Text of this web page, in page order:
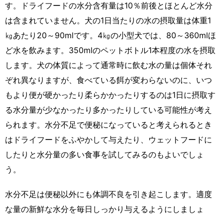
す。ドライフードの水分含有量は10％前後とほとんど水分
は含まれていません。犬の1日当たりの水の摂取量は体重1
㎏あたり20～90mlです。4㎏の小型犬では、80～360mlほ
ど水を飲みます。350mlのペットボトル1本程度の水を摂取
します。犬の体質によって通常時に飲む水の量は個体それ
ぞれ異なりますが、食べている餌が変わらないのに、いつ
もより便が硬かったり柔らかかったりするのは1日に摂取す
る水分量が少なかったり多かったりしている可能性が考え
られます。水分不足で便秘になっていると考えられるとき
はドライフードをふやかして与えたり、ウェットフードに
したりと水分量の多い食事を試してみるのもよいでしょ
う。
水分不足は便秘以外にも体調不良を引き起こします。適度
な量の新鮮な水分を毎日しっかり与えるようにしましょ